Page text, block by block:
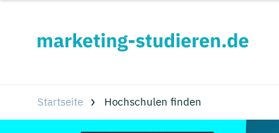
Startseite Hochschulen finden